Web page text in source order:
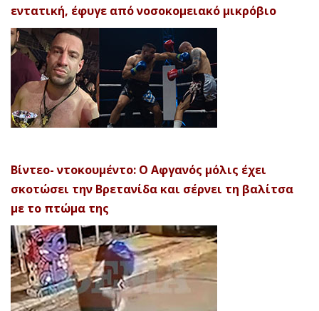
εντατική, έφυγε από νοσοκομειακό μικρόβιο
Βίντεο- ντοκουμέντο: Ο Αφγανός μόλις έχει
σκοτώσει την Βρετανίδα και σέρνει τη βαλίτσα
με το πτώμα της